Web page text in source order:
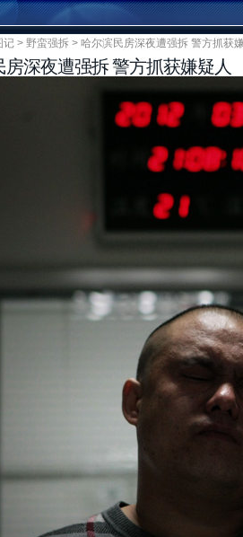
记 > 野蛮强拆 > 哈尔滨民房深夜遭强拆 警方抓获
房深夜遭强拆 警方抓获嫌疑人